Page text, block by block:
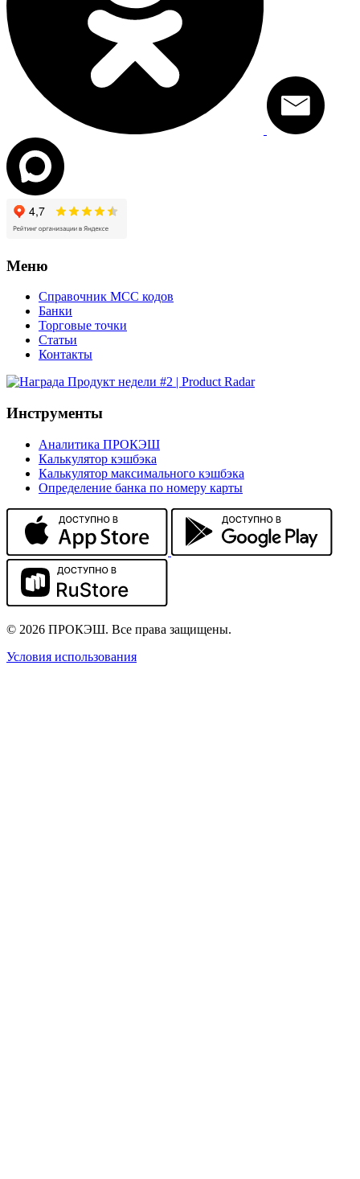
Меню
Справочник MCC кодов
Банки
Торговые точки
Статьи
Контакты
Инструменты
Аналитика ПРОКЭШ
Калькулятор кэшбэка
Калькулятор максимального кэшбэка
Определение банка по номеру карты
© 2026 ПРОКЭШ. Все права защищены.
Условия использования